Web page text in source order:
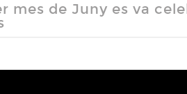
mes de Juny es va